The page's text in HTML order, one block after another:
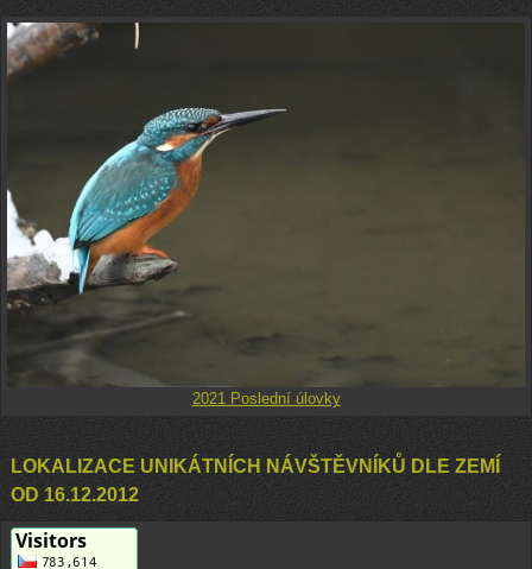
2021 Poslední úlovky
LOKALIZACE UNIKÁTNÍCH NÁVŠTĚVNÍKŮ DLE ZEMÍ
OD 16.12.2012